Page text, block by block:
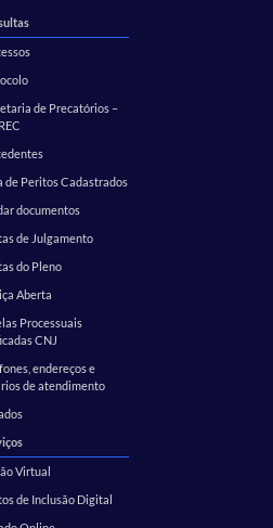
de Precatórios –
de Peritos Cadastrados
documentos
de Julgamento
do Pleno
Aberta
Processuais
CNJ
endereços e
de atendimento
Virtual
de Inclusão Digital